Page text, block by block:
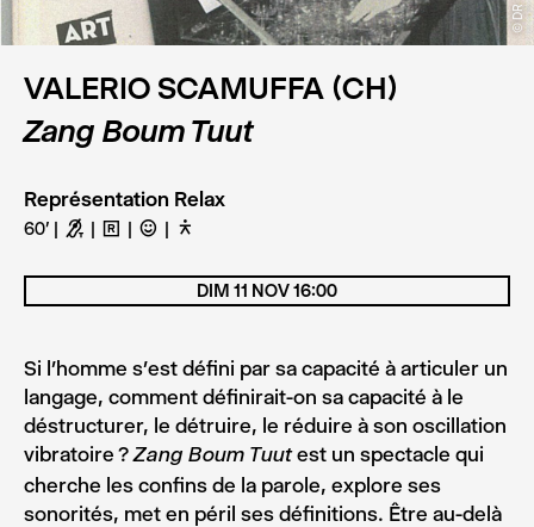
© DR
VALERIO SCAMUFFA (CH)
Zang Boum Tuut
Représentation Relax
60' G H C D
Si l’homme s’est défini par sa capacité à articuler un
langage, comment définirait-on sa capacité à le
déstructurer, le détruire, le réduire à son oscillation
vibratoire ?Zang Boum Tuutest un spectacle qui
cherche les confins de la parole, explore ses
sonorités, met en péril ses définitions. Être au-delà
DIM 11 NOV 16:00